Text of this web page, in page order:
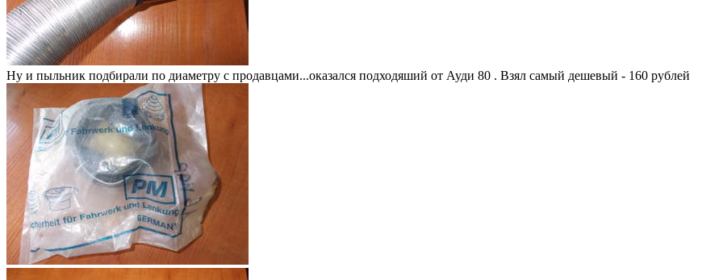
Ну и пыльник подбирали по диаметру с продавцами...оказался подходяший от Ауди 80 . Взял самый дешевый - 160 рублей